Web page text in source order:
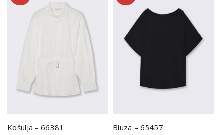
Košulja – 66381 Bluza – 65457